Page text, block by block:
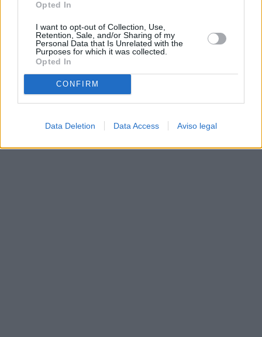
Opted In
I want to opt-out of Collection, Use,
Retention, Sale, and/or Sharing of my
Personal Data that Is Unrelated with the
Purposes for which it was collected.
Opted In
CONFIRM
Data Deletion Data Access Aviso legal